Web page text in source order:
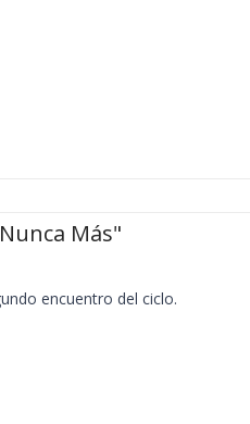
Más"
encuentro del ciclo.